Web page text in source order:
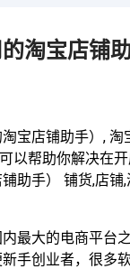
淘宝店铺
宝店铺助手）,
以帮助你解决在
助手） 铺货,店
最大的电商平台
手创业者，很多